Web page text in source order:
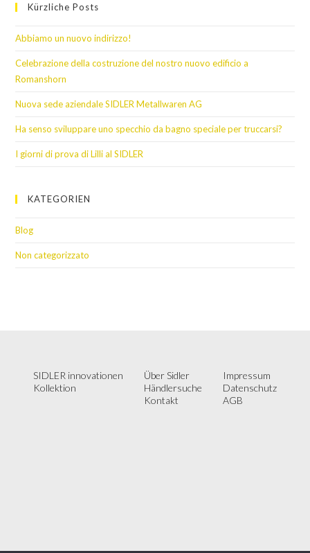
Kürzliche Posts
Abbiamo un nuovo indirizzo!
Celebrazione della costruzione del nostro nuovo edificio a
Romanshorn
Nuova sede aziendale SIDLER Metallwaren AG
Ha senso sviluppare uno specchio da bagno speciale per truccarsi?
I giorni di prova di Lilli al SIDLER
KATEGORIEN
Blog
Non categorizzato
SIDLER innovationen
Kollektion
Über Sidler
Händlersuche
Kontakt
Impressum
Datenschutz
AGB